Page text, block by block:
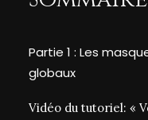
Partie 1 : Les
globaux
Vidéo du tutoriel: «